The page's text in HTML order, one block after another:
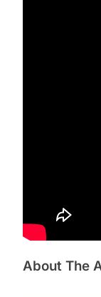
About The